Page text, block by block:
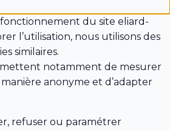
fonctionnement du site eliard-
l’utilisation, nous utilisons des
similaires.
notamment de mesurer
manière anonyme et d’adapter
refuser ou paramétrer